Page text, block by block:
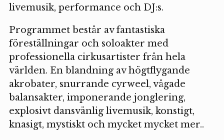
livemusik, performance och DJ:s.
Programmet består av fantastiska
föreställningar och soloakter med
professionella cirkusartister från hela
världen. En blandning av högtflygande
akrobater, snurrande cyrweel, vågade
balansakter, imponerande jonglering,
explosivt dansvänlig livemusik, konstigt,
knasigt, mystiskt och mycket mycket mer..